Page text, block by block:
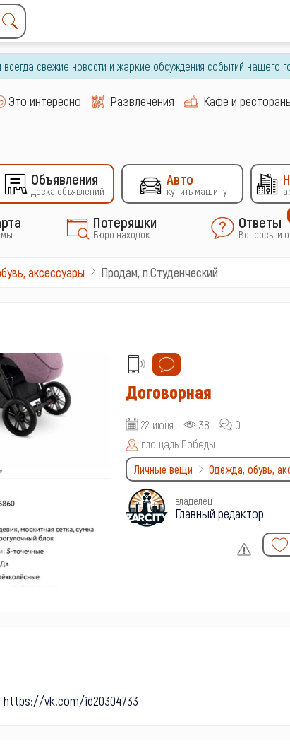
свежие новости и жаркие обсуждения событий нашего
Это интересно Развлечения Кафе и
Объявления
доска объявлений
Авто
купить машину
Потеряшки
Бюро находок
Ответы
Вопросы и
аксессуары Продам, п.Студенческий
Договорная
22 июня 38
0
площадь Победы
Личные вещи
Одежда, обувь,
владелец
Главный редактор
https://vk.com/id20304733